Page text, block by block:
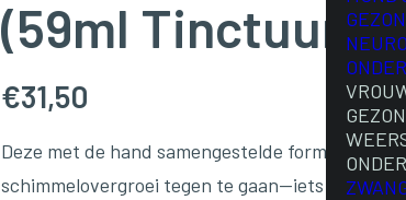
(59ml Tinctuur)
€31,50
Deze met de hand samengestelde formule is
schimmelovergroei tegen te gaan—iets waar